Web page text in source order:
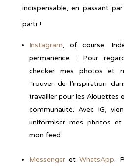
indispensable, en passant
parti !
Instagram, of course.
permanence : Pour
checker mes photos et
Trouver de l’inspiration
travailler pour les Alouettes
communauté. Avec IG,
uniformiser mes photos et
mon feed.
MessengeretWhatsApp.